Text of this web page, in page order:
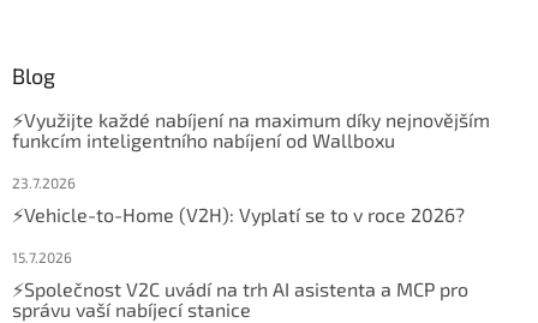
Blog
⚡Využijte každé nabíjení na maximum díky nejnovějším
funkcím inteligentního nabíjení od Wallboxu
23.7.2026
⚡Vehicle-to-Home (V2H): Vyplatí se to v roce 2026?
15.7.2026
⚡Společnost V2C uvádí na trh AI asistenta a MCP pro
správu vaší nabíjecí stanice